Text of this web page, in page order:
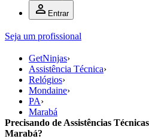
Entrar
Seja um profissional
GetNinjas›
Assistência Técnica›
Relógios›
Mondaine›
PA›
Marabá
Precisando de Assistências
Marabá?